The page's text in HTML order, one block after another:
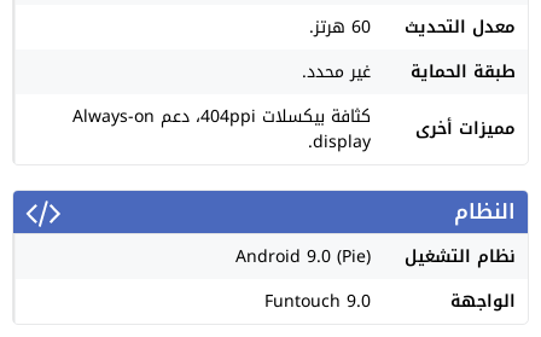
معدل التحديث
60 هرتز.
طبقة الحماية
غير محدد.
مميزات أخرى
كثافة بيكسلات 404ppi، دعم Always-on
display.
النظام
نظام التشغيل
Android 9.0 (Pie)
الواجهة
Funtouch 9.0